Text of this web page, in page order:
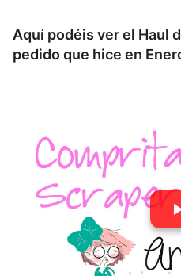
Aquí podéis ver el Haul
pedido que hice en